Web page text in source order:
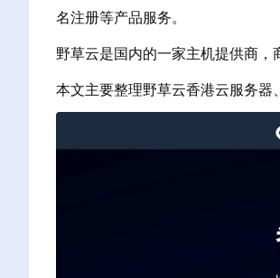
名注册等产品服务。
野草云是国内的一家主机提供商
本文主要整理野草云香港云服务器